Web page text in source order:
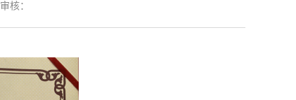
审核：